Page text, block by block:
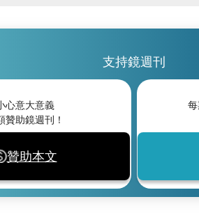
支持鏡週刊
心意大意義
贊助鏡週刊！
贊助本文